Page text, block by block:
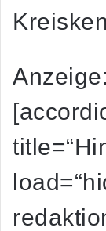
Anzeige: